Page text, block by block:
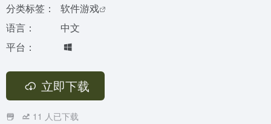
分类标签：
软件游戏
语言：
中文
平台：
立即下载
11 人已下载